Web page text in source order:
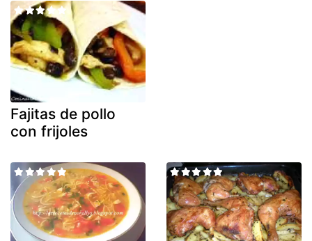
Fajitas de pollo
con frijoles